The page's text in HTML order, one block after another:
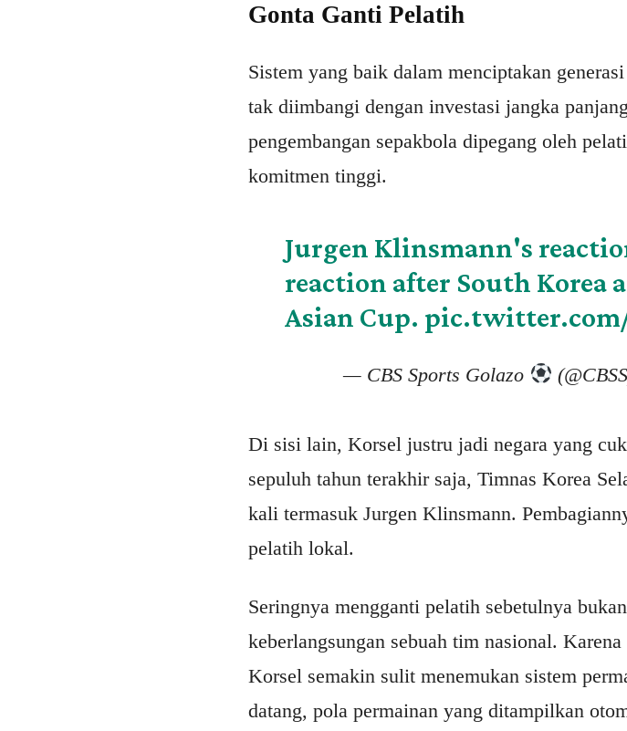
Gonta Ganti Pelatih
Sistem yang baik dalam menciptakan
tak diimbangi dengan investasi jangka
pengembangan sepakbola dipegang oleh
komitmen tinggi.
Jurgen Klinsmann's
reaction after South Korea
Asian Cup. pic.twitter.com/
— CBS Sports Golazo
Di sisi lain, Korsel justru jadi negara yang
sepuluh tahun terakhir saja, Timnas Korea
kali termasuk Jurgen Klinsmann.
pelatih lokal.
Seringnya mengganti pelatih sebetulnya
keberlangsungan sebuah tim nasional.
Korsel semakin sulit menemukan sistem
datang, pola permainan yang ditampilkan